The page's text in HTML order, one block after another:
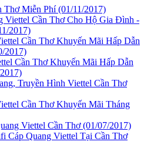
Thơ Miễn Phí(01/11/2017)
Viettel Cần Thơ Cho Hộ Gia Đình -
2017)
Cần Thơ Khuyến Mãi Hấp Dẫn
2017)
Cần Thơ Khuyến Mãi Hấp Dẫn
Truyền Hình Viettel Cần Thơ
Cần Thơ Khuyến Mãi Tháng
Viettel Cần Thơ(01/07/2017)
Cáp Quang Viettel Tại Cần Thơ